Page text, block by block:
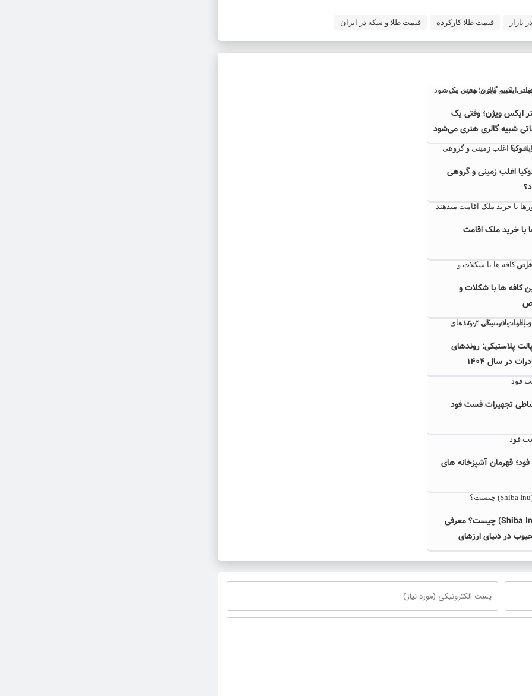
بازار قیمت طلا کارکرده قیمت طلا و سکه در ایران
ایکس ویژن؛ وقتی یک
شبیه گالری هنری می‌شود
اغلب زمینی و گروهی
با خرید ملک اقامت
کافه ها با شکلات و
پلاستیکی: روندهای
در سال ۱۴۰۴
تجهیزات فست فود
قهرمان آشپزخانه های
شیبا اینو (Shiba Inu) چیست؟ معرفی
در دنیای ارزهای